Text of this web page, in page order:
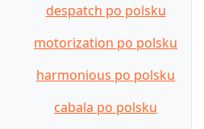
despatch po polsku
motorization po polsku
harmonious po polsku
cabala po polsku